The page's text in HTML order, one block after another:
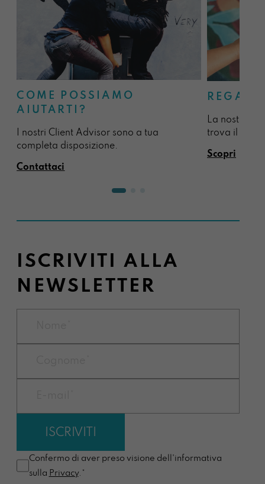
COME POSSIAMO
AIUTARTI?
I nostri Client Advisor sono a tua
completa disposizione.
Contattaci
La nostra
trova il
Scopri
ISCRIVITI ALLA
NEWSLETTER
Confermo di aver preso visione dell'informativa
sulla Privacy.*